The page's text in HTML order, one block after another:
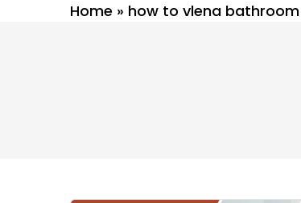
Home » how to vlena bathroom